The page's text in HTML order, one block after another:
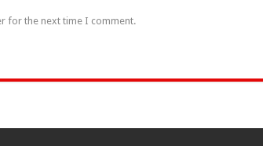
for the next time I comment.